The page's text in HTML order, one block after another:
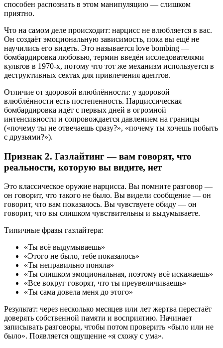
способен распознать в этом манипуляцию — слишком
приятно.
Что на самом деле происходит: нарцисс не влюбляется в вас.
Он создаёт эмоциональную зависимость, пока вы ещё не
научились его видеть. Это называется love bombing —
бомбардировка любовью, термин введён исследователями
культов в 1970-х, потому что тот же механизм используется в
деструктивных сектах для привлечения адептов.
Отличие от здоровой влюблённости: у здоровой
влюблённости есть постепенность. Нарциссическая
бомбардировка идёт с первых дней в огромной
интенсивности и сопровождается давлением на границы
(«почему ты не отвечаешь сразу?», «почему ты хочешь побыть
с друзьями?»).
Признак 2. Газлайтинг — вам говорят, что
реальности, которую вы видите, нет
Это классическое оружие нарцисса. Вы помните разговор —
он говорит, что такого не было. Вы видели сообщение — он
говорит, что вам показалось. Вы чувствуете обиду — он
говорит, что вы слишком чувствительны и выдумываете.
Типичные фразы газлайтера:
«Ты всё выдумываешь»
«Этого не было, тебе показалось»
«Ты неправильно поняла»
«Ты слишком эмоциональная, поэтому всё искажаешь»
«Все вокруг говорят, что ты преувеличиваешь»
«Ты сама довела меня до этого»
Результат: через несколько месяцев или лет жертва перестаёт
доверять собственной памяти и восприятию. Начинает
записывать разговоры, чтобы потом проверить «было или не
было». Появляется ощущение «я схожу с ума».